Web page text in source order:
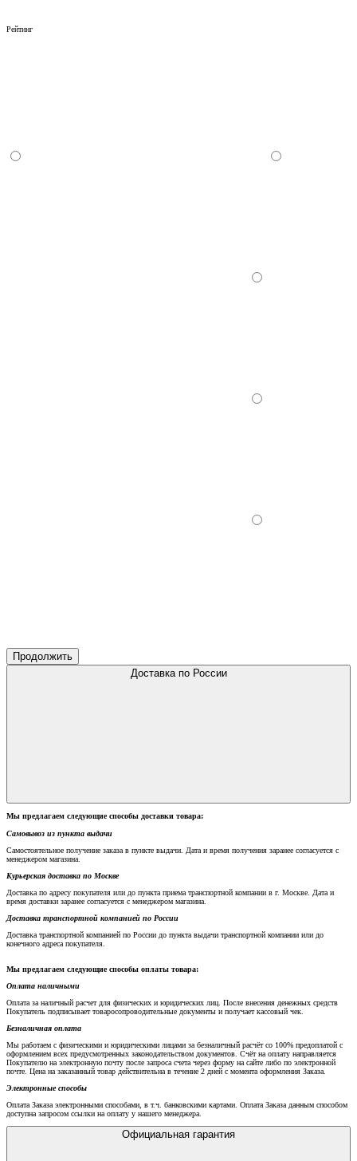
Рейтинг
Продолжить
Доставка по России
Мы предлагаем следующие способы доставки товара:
Самовывоз из пункта выдачи
Самостоятельное получение заказа в пункте выдачи. Дата и время получения заранее согласуется с
менеджером магазина.
Курьерская доставка по Москве
Доставка по адресу покупателя или до пункта приема транспортной компании в г. Москве. Дата и
время доставки заранее согласуется с менеджером магазина.
Доставка транспортной компанией по России
Доставка транспортной компанией по России до пункта выдачи транспортной компании или до
конечного адреса покупателя.
Мы предлагаем следующие способы оплаты товара:
Оплата наличными
Оплата за наличный расчет для физических и юридических лиц. После внесения денежных средств
Покупатель подписывает товаросопроводительные документы и получает кассовый чек.
Безналичная оплата
Мы работаем с физическими и юридическими лицами за безналичный расчёт со 100% предоплатой с
оформлением всех предусмотренных законодательством документов. Счёт на оплату направляется
Покупателю на электронную почту после запроса счета через форму на сайте либо по электронной
почте. Цена на заказанный товар действительна в течение 2 дней с момента оформления Заказа.
Электронные способы
Оплата Заказа электронными способами, в т.ч. банковскими картами. Оплата Заказа данным способом
доступна запросом ссылки на оплату у нашего менеджера.
Официальная гарантия